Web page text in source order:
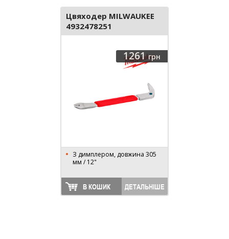
Цвяходер MILWAUKEE
4932478251
1261грн
З димплером, довжина 305
мм / 12"
В КОШИК ДЕТАЛЬНІШЕ